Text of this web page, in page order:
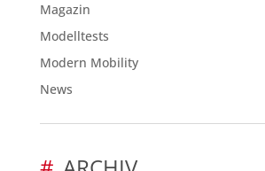
Magazin
Modelltests
Modern Mobility
News